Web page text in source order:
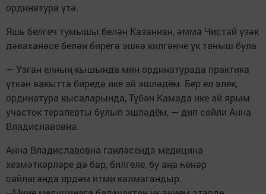
ординатура үтә.
Яшь белгеч тумышы белән Казаннан, әмма Чистай үзәк
дәваханәсе белән бирегә эшкә килгәнче үк таныш була
— Узган елның кышында мин ординатурада практика
үткән вакытта биредә ике ай эшләдём. Бер ел элек,
ординатура кысаларында, Түбән Камада ике ай ярым
участок терапевты булып эшләдём, — дип сөйли Анна
Владиславовна.
Анна Владиславовна гаиләсендә медицина
хезмәткәрләре дә бар, билгеле, бу аңа һөнәр
сайлаганда ярдәм итми калмагандыр.